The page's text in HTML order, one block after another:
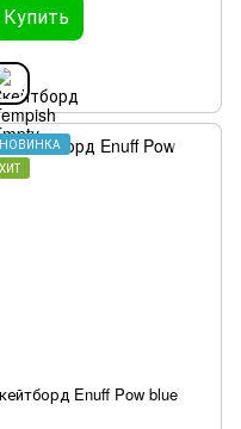
Купить
НОВИНКА
ХИТ
Enuff Pow blue